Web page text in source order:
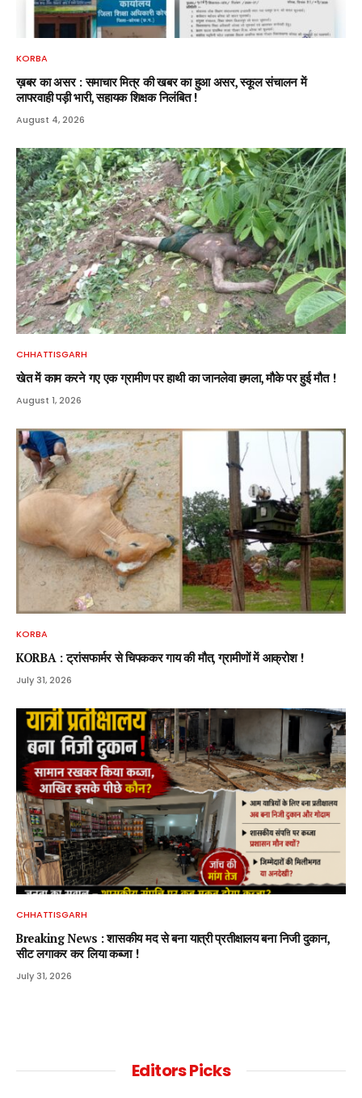
KORBA
ख़बर का असर : समाचार मित्र की खबर का हुआ असर, स्कूल संचालन में
लापरवाही पड़ी भारी, सहायक शिक्षक निलंबित !
August 4, 2026
CHHATTISGARH
खेत में काम करने गए एक ग्रामीण पर हाथी का जानलेवा हमला, मौके पर हुई मौत !
August 1, 2026
KORBA
KORBA : ट्रांसफार्मर से चिपककर गाय की मौत, ग्रामीणों में आक्रोश !
July 31, 2026
CHHATTISGARH
Breaking News : शासकीय मद से बना यात्री प्रतीक्षालय बना निजी दुकान,
सीट लगाकर कर लिया कब्जा !
July 31, 2026
Editors Picks